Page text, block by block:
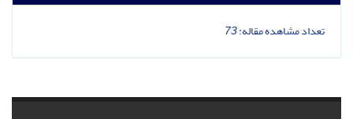
تعداد مشاهده مقاله:73